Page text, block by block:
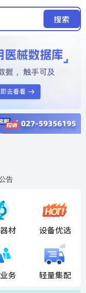
搜索
告
材 设备优选
务 轻量集配